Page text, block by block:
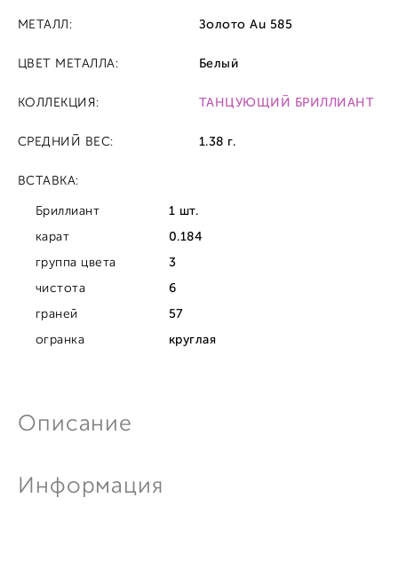
Описание
Информация
МЕТАЛЛ: Золото Au 585
ЦВЕТ МЕТАЛЛА: Белый
КОЛЛЕКЦИЯ: ТАНЦУЮЩИЙ БРИЛЛИАНТ
СРЕДНИЙ ВЕС: 1.38 г.
ВСТАВКА:
Бриллиант
1 шт.
карат
0.184
группа цвета
3
чистота
6
граней
57
огранка
круглая